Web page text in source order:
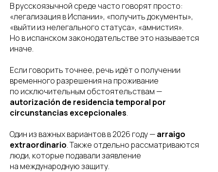
В русскоязычной среде часто говорят просто:
«легализация в Испании», «получить документы»,
«выйти из нелегального статуса», «амнистия».
Но в испанском законодательстве это называется
иначе.
Если говорить точнее, речь идёт о получении
временного разрешения на проживание
по исключительным обстоятельствам —
autorización de residencia temporal por
circunstancias excepcionales.
Один из важных вариантов в 2026 году —arraigo
extraordinario. Также отдельно рассматриваются
люди, которые подавали заявление
на международную защиту.